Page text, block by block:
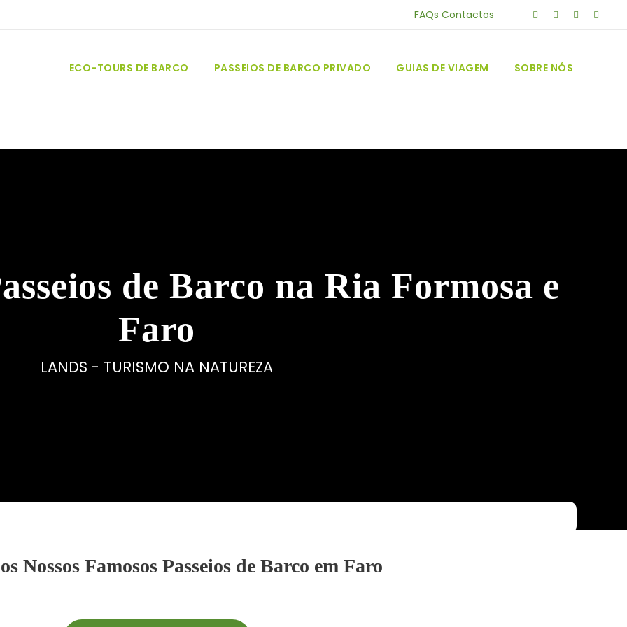
FAQs Contactos
ECO-TOURS DE BARCO PASSEIOS DE BARCO PRIVADO GUIAS DE VIAGEM SOBRE NÓS
de Barco na Ria Formosa e
Faro
LANDS - TURISMO NA NATUREZA
Nossos Famosos Passeios de Barco em Faro